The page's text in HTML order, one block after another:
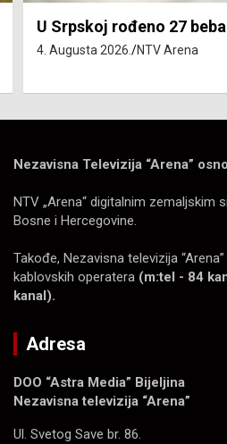
Isključenja vode – utorak
4. Augusta 2026. NTV Arena
Nezavisna Televizija “Arena”
NTV „Arena“ digitalnim zemaljskim
Bosne i Hercegovine.
Takođe, Nezavisna televizija
kablovskih operatera (m:tel - 84
kanal).
Adresa
DOO “Astra Media” Bijeljina
Nezavisna televizija “Arena”
Ul. Svetog Save br. 86.